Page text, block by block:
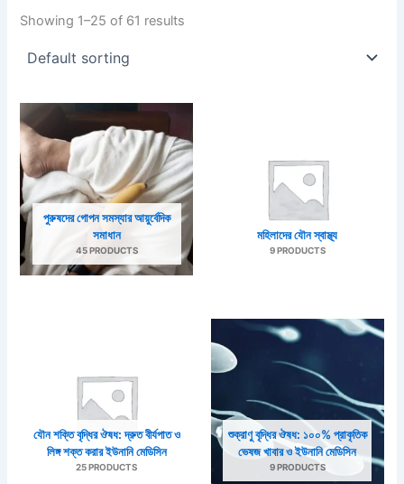
Showing 1–25 of 61 results
পুরুষদের গোপন সমস্যার আয়ুর্বেদিক
সমাধান
45 PRODUCTS
মহিলাদের যৌন স্বাস্থ্য
9 PRODUCTS
যৌন শক্তি বৃদ্ধির ঔষধ: দ্রুত বীর্যপাত ও
লিঙ্গ শক্ত করার ইউনানি মেডিসিন
25 PRODUCTS
শুক্রাণু বৃদ্ধির ঔষধ: ১০০% প্রাকৃতিক
ভেষজ খাবার ও ইউনানি মেডিসিন
9 PRODUCTS